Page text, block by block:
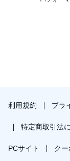
利用規約 プラ
特定商取引法
PCサイト ク